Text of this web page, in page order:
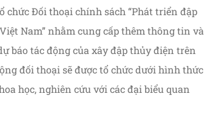
chức Đối thoại chính sách “Phát triển đập
Nam” nhằm cung cấp thêm thông tin và
báo tác động của xây đập thủy điện trên
đối thoại sẽ được tổ chức dưới hình thức
học, nghiên cứu với các đại biểu quan